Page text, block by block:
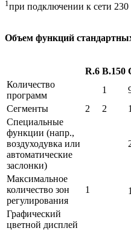
1 при подключении к сети
Объем функций
R.6 B.150
Количество
программ
1
Сегменты
2 2
Специальные
функции (напр.,
воздуходувка или
автоматические
заслонки)
Максимальное
количество зон
регулирования
1
Графический
цветной дисплей